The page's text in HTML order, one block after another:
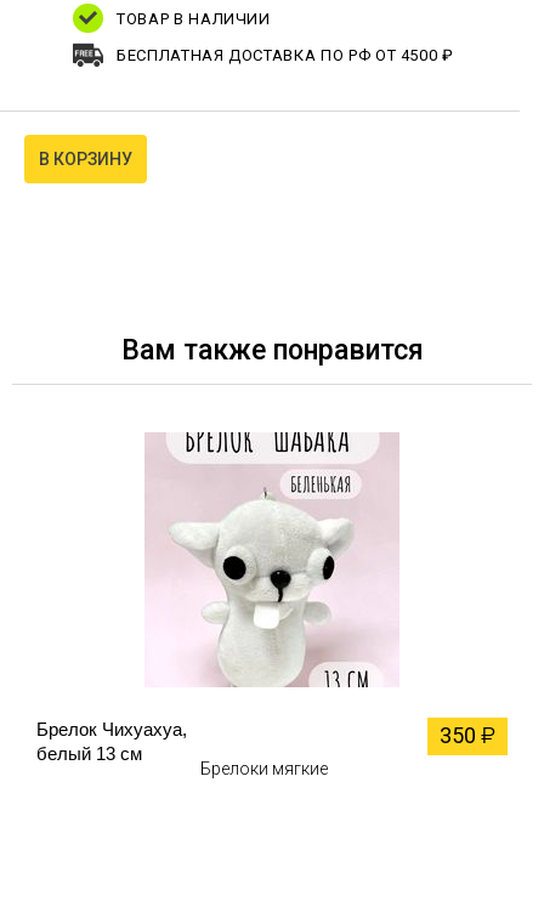
ТОВАР В НАЛИЧИИ
БЕСПЛАТНАЯ ДОСТАВКА ПО РФ ОТ 4500 ₽
В КОРЗИНУ
Вам также понравится
Брелок Чихуахуа,
белый 13 см
350 ₽
Брелоки мягкие